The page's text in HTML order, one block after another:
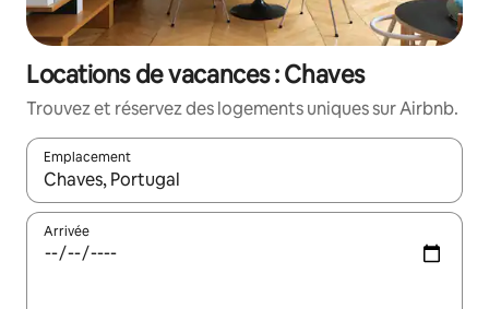
Locations de vacances : Chaves
Trouvez et réservez des logements uniques sur Airbnb.
Emplacement
Quand les résultats sont affichés, parcourez-les en utilisant
Arrivée